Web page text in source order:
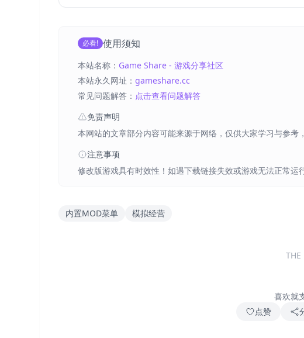
必看! 使用须知
本站名称： Game Share - 游戏分享社区
本站永久网址： gameshare.cc
常见问题解答： 点击查看问题解答
免责声明
本网站的文章部分内容可能来源于网络，仅供大家学习与参考
注意事项
修改版游戏具有时效性！如遇下载链接失效或游戏无法正常运
内置MOD菜单 模拟经营
THE
喜欢就
点赞